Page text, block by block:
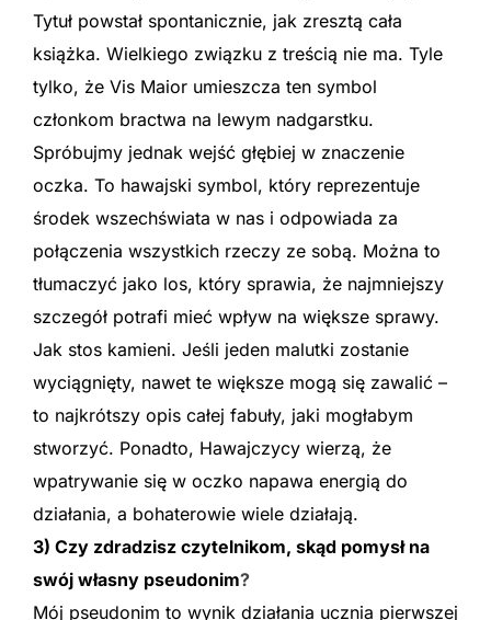
Tytuł powstał spontanicznie, jak zresztą cała
książka. Wielkiego związku z treścią nie ma. Tyle
tylko, że Vis Maior umieszcza ten symbol
członkom bractwa na lewym nadgarstku.
Spróbujmy jednak wejść głębiej w znaczenie
oczka. To hawajski symbol, który reprezentuje
środek wszechświata w nas i odpowiada za
połączenia wszystkich rzeczy ze sobą. Można to
tłumaczyć jako los, który sprawia, że najmniejszy
szczegół potrafi mieć wpływ na większe sprawy.
Jak stos kamieni. Jeśli jeden malutki zostanie
wyciągnięty, nawet te większe mogą się zawalić –
to najkrótszy opis całej fabuły, jaki mogłabym
stworzyć. Ponadto, Hawajczycy wierzą, że
wpatrywanie się w oczko napawa energią do
działania, a bohaterowie wiele działają.
3) Czy zdradzisz czytelnikom, skąd pomysł na
swój własny pseudonim?
Mój pseudonim to wynik działania ucznia pierwszej